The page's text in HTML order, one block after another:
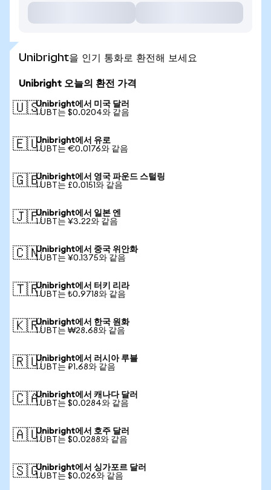
Unibright을 인기 통화로 환전해 보세요
Unibright 오늘의 환전 가격
🇺🇸Unibright에서 미국 달러
1 UBT는 $0.0204와 같음
🇪🇺Unibright에서 유로
1 UBT는 €0.0176와 같음
🇬🇧Unibright에서 영국 파운드 스털링
1 UBT는 £0.0151와 같음
🇯🇵Unibright에서 일본 엔
1 UBT는 ¥3.22와 같음
🇨🇳Unibright에서 중국 위안화
1 UBT는 ¥0.1375와 같음
🇹🇷Unibright에서 터키 리라
1 UBT는 ₺0.9718와 같음
🇰🇷Unibright에서 한국 원화
1 UBT는 ₩28.68와 같음
🇷🇺Unibright에서 러시아 루블
1 UBT는 ₽1.68와 같음
🇨🇦Unibright에서 캐나다 달러
1 UBT는 $0.0284와 같음
🇦🇺Unibright에서 호주 달러
1 UBT는 $0.0288와 같음
🇸🇬Unibright에서 싱가포르 달러
1 UBT는 $0.026와 같음